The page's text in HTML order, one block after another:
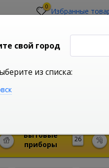
0 Избранные
МАГАЗИН
26
Бытовые
приборы
свой город
из списка: